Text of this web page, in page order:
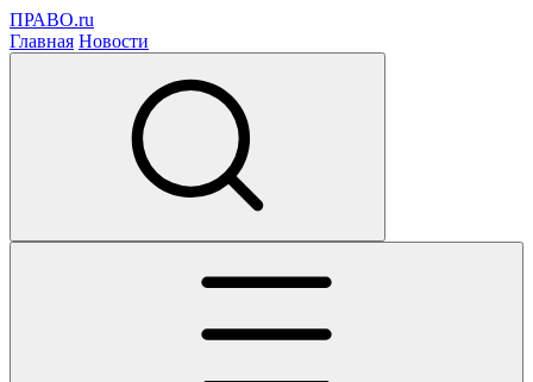
ПРАВО.ru
Главная Новости